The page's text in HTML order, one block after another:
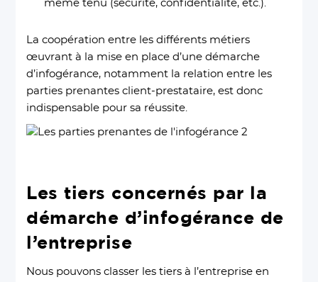
même tenu (sécurité, confidentialité, etc.).
La coopération entre les différents métiers
œuvrant à la mise en place d’une démarche
d’infogérance, notamment la relation entre les
parties prenantes client-prestataire, est donc
indispensable pour sa réussite.
Les tiers concernés par la
démarche d’infogérance de
l’entreprise
Nous pouvons classer les tiers à l’entreprise en